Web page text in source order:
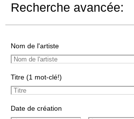
Recherche avancée:
Nom de l'artiste
Titre (1 mot-clé!)
Date de création